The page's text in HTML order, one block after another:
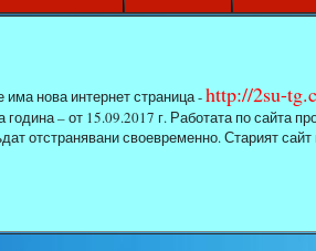
нова интернет страница -http://2su-
– от 15.09.2017 г. Работата по сайта
отстранявани своевременно. Старият